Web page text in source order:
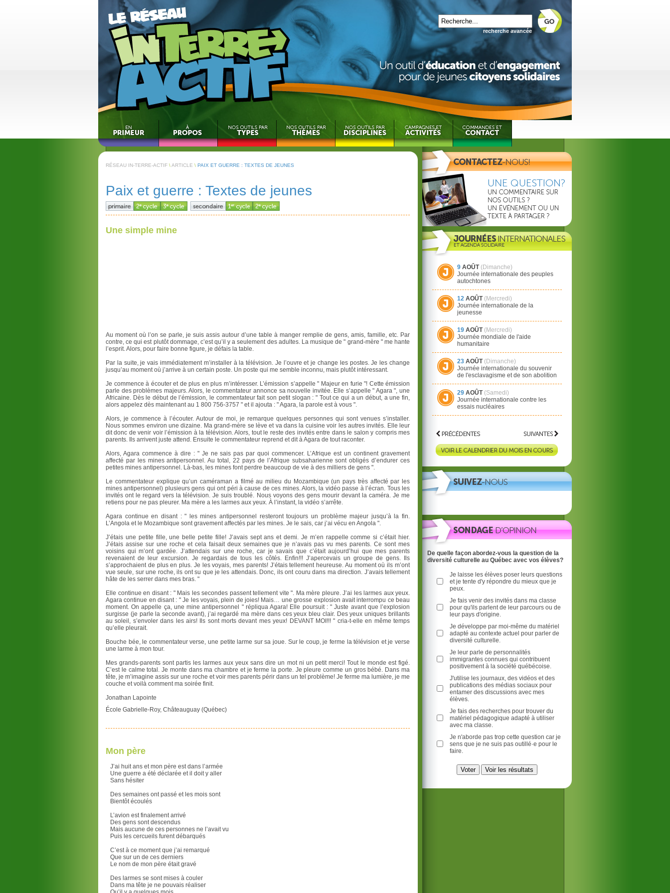
recherche avancée
RÉSEAU IN-TERRE-ACTIF \ARTICLE \ PAIX ET GUERRE : TEXTES DE JEUNES
Paix et guerre : Textes de jeunes
Une simple mine
Au moment où l’on se parle, je suis assis autour d’une table à manger remplie de gens, amis, famille, etc. Par
contre, ce qui est plutôt dommage, c’est qu’il y a seulement des adultes. La musique de " grand-mère " me hante
l’esprit. Alors, pour faire bonne figure, je défais la table.
Par la suite, je vais immédiatement m’installer à la télévision. Je l’ouvre et je change les postes. Je les change
jusqu’au moment où j’arrive à un certain poste. Un poste qui me semble inconnu, mais plutôt intéressant.
Je commence à écouter et de plus en plus m’intéresser. L’émission s’appelle " Majeur en furie "! Cette émission
parle des problèmes majeurs. Alors, le commentateur annonce sa nouvelle invitée. Elle s’appelle " Agara ", une
Africaine. Dès le début de l’émission, le commentateur fait son petit slogan : " Tout ce qui a un début, a une fin,
alors appelez dès maintenant au 1 800 756-3757 " et il ajouta : " Agara, la parole est à vous ".
Alors, je commence à l’écouter. Autour de moi, je remarque quelques personnes qui sont venues s’installer.
Nous sommes environ une dizaine. Ma grand-mère se lève et va dans la cuisine voir les autres invités. Elle leur
dit donc de venir voir l’émission à la télévision. Alors, tout le reste des invités entre dans le salon y compris mes
parents. Ils arrivent juste attend. Ensuite le commentateur reprend et dit à Agara de tout raconter.
Alors, Agara commence à dire : " Je ne sais pas par quoi commencer. L’Afrique est un continent gravement
affecté par les mines antipersonnel. Au total, 22 pays de l’Afrique subsaharienne sont obligés d’endurer ces
petites mines antipersonnel. Là-bas, les mines font perdre beaucoup de vie à des milliers de gens ".
Le commentateur explique qu’un caméraman a filmé au milieu du Mozambique (un pays très affecté par les
mines antipersonnel) plusieurs gens qui ont péri à cause de ces mines. Alors, la vidéo passe à l’écran. Tous les
invités ont le regard vers la télévision. Je suis troublé. Nous voyons des gens mourir devant la caméra. Je me
retiens pour ne pas pleurer. Ma mère a les larmes aux yeux. À l’instant, la vidéo s’arrête.
Agara continue en disant : " les mines antipersonnel resteront toujours un problème majeur jusqu’à la fin.
L’Angola et le Mozambique sont gravement affectés par les mines. Je le sais, car j’ai vécu en Angola ".
J’étais une petite fille, une belle petite fille! J’avais sept ans et demi. Je m’en rappelle comme si c’était hier.
J’étais assise sur une roche et cela faisait deux semaines que je n’avais pas vu mes parents. Ce sont mes
voisins qui m’ont gardée. J’attendais sur une roche, car je savais que c’était aujourd’hui que mes parents
revenaient de leur excursion. Je regardais de tous les côtés. Enfin!!! J’apercevais un groupe de gens. Ils
s’approchaient de plus en plus. Je les voyais, mes parents! J’étais tellement heureuse. Au moment où ils m’ont
vue seule, sur une roche, ils ont su que je les attendais. Donc, ils ont couru dans ma direction. J’avais tellement
hâte de les serrer dans mes bras. "
Elle continue en disant : " Mais les secondes passent tellement vite ". Ma mère pleure. J’ai les larmes aux yeux.
Agara continue en disant : " Je les voyais, plein de joies! Mais… une grosse explosion avait interrompu ce beau
moment. On appelle ça, une mine antipersonnel " répliqua Agara! Elle poursuit : " Juste avant que l’explosion
surgisse (je parle la seconde avant), j’ai regardé ma mère dans ces yeux bleu clair. Des yeux uniques brillants
au soleil, s’envoler dans les airs! Ils sont morts devant mes yeux! DEVANT MOI!!! " cria-t-elle en même temps
qu’elle pleurait.
Bouche bée, le commentateur verse, une petite larme sur sa joue. Sur le coup, je ferme la télévision et je verse
une larme à mon tour.
Mes grands-parents sont partis les larmes aux yeux sans dire un mot ni un petit merci! Tout le monde est figé.
C’est le calme total. Je monte dans ma chambre et je ferme la porte. Je pleure comme un gros bébé. Dans ma
tête, je m’imagine assis sur une roche et voir mes parents périr dans un tel problème! Je ferme ma lumière, je me
couche et voilà comment ma soirée finit.
Jonathan Lapointe
École Gabrielle-Roy, Châteauguay (Québec)
Mon père
J’ai huit ans et mon père est dans l’armée
Une guerre a été déclarée et il doit y aller
Sans hésiter
Des semaines ont passé et les mois sont
Bientôt écoulés
L’avion est finalement arrivé
Des gens sont descendus
Mais aucune de ces personnes ne l’avait vu
Puis les cercueils furent débarqués
C’est à ce moment que j’ai remarqué
Que sur un de ces derniers
Le nom de mon père était gravé
Des larmes se sont mises à couler
Dans ma tête je ne pouvais réaliser
9 AOÛT (Dimanche)
Journée internationale des peuples
autochtones
12 AOÛT (Mercredi)
Journée internationale de la
jeunesse
19 AOÛT (Mercredi)
Journée mondiale de l'aide
humanitaire
23 AOÛT (Dimanche)
Journée internationale du souvenir
de l'esclavagisme et de son abolition
29 AOÛT (Samedi)
Journée internationale contre les
essais nucléaires
De quelle façon abordez-vous la question de la
diversité culturelle au Québec avec vos élèves?
Je laisse les élèves poser leurs questions
et je tente d'y répondre du mieux que je
peux.
Je fais venir des invités dans ma classe
pour qu'ils parlent de leur parcours ou de
leur pays d'origine.
Je développe par moi-même du matériel
adapté au contexte actuel pour parler de
diversité culturelle.
Je leur parle de personnalités
immigrantes connues qui contribuent
positivement à la société québécoise.
J'utilise les journaux, des vidéos et des
publications des médias sociaux pour
entamer des discussions avec mes
élèves.
Je fais des recherches pour trouver du
matériel pédagogique adapté à utiliser
avec ma classe.
Je n'aborde pas trop cette question car je
sens que je ne suis pas outillé·e pour le
faire.